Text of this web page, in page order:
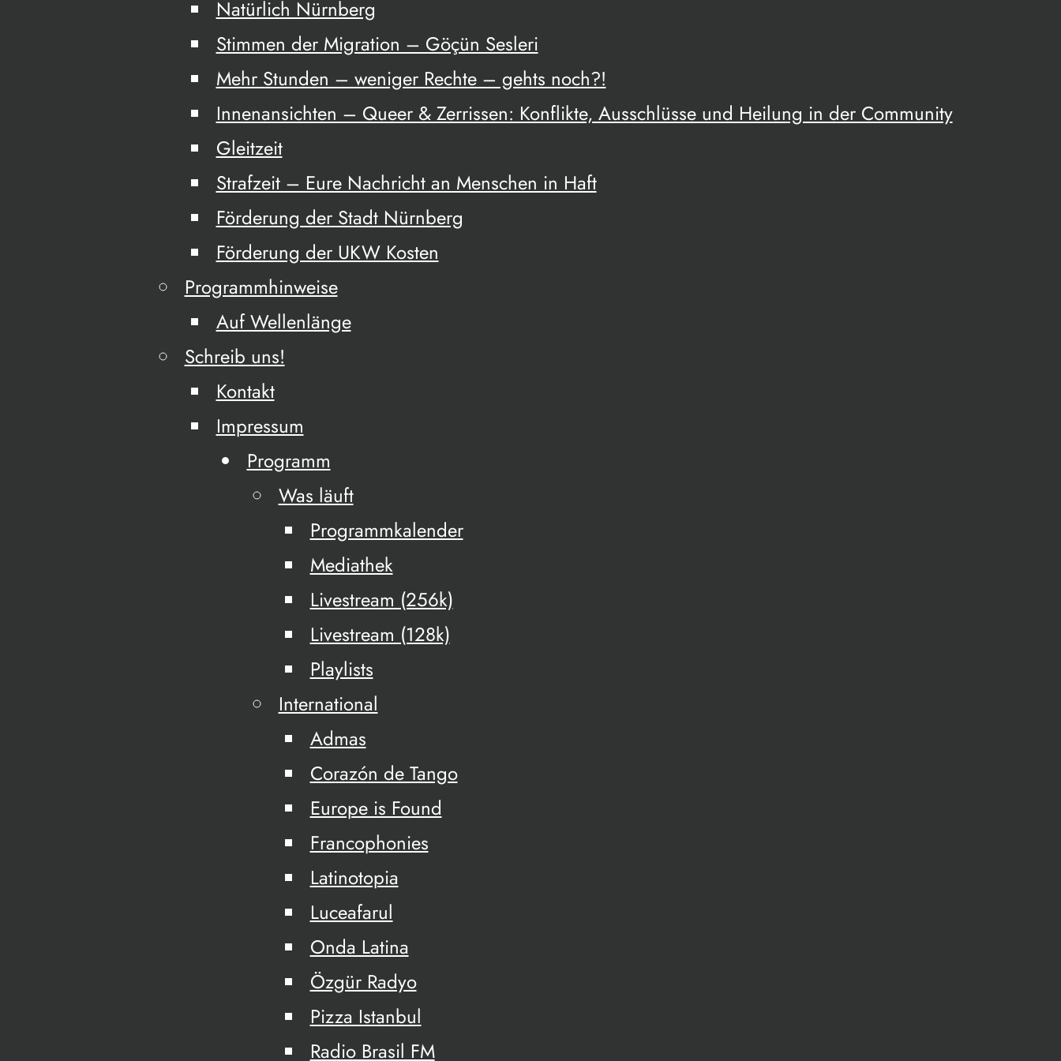
Natürlich Nürnberg
Stimmen der Migration – Göçün Sesleri
Mehr Stunden – weniger Rechte – gehts noch?!
Innenansichten – Queer & Zerrissen: Konflikte, Ausschlüsse und Heilung in der Community
Gleitzeit
Strafzeit – Eure Nachricht an Menschen in Haft
Förderung der Stadt Nürnberg
Förderung der UKW Kosten
Programmhinweise
Auf Wellenlänge
Schreib uns!
Kontakt
Impressum
Programm
Was läuft
Programmkalender
Mediathek
Livestream (256k)
Livestream (128k)
Playlists
International
Admas
Corazón de Tango
Europe is Found
Francophonies
Latinotopia
Luceafarul
Onda Latina
Özgür Radyo
Pizza Istanbul
Radio Brasil FM